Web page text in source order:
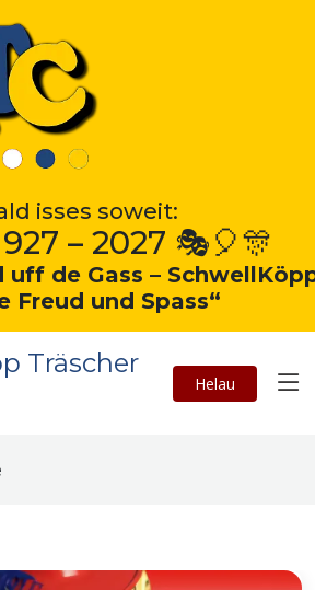
isses soweit:
– 2027 🎭🎈🎊
uff de Gass –
Freud und Spass“
Träscher
Helau